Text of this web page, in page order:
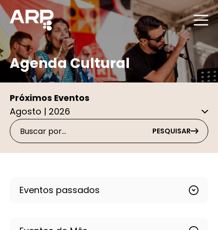
Agenda Cultural
Próximos Eventos
PESQUISAR
Eventos passados